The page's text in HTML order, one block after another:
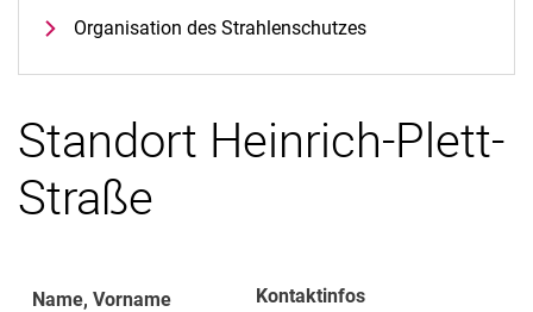
Organisation des Strahlenschutzes
Standort Heinrich-Plett-
Straße
Name, Vorname Kontaktinfos